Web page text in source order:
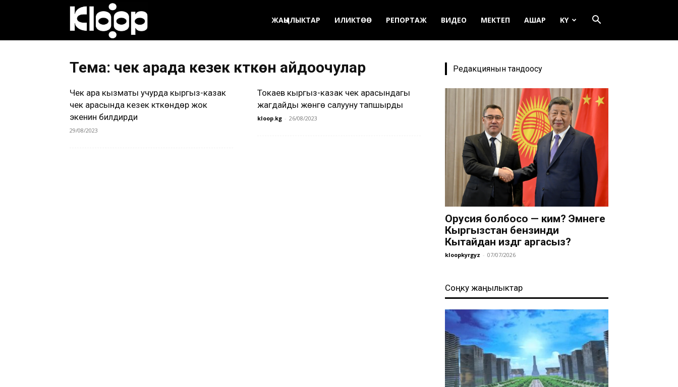
|
ЖАҢЫЛЫКТАР ИЛИКТӨӨ РЕПОРТАЖ ВИДЕО МЕКТЕП АШАР KY
Тема: чек арада кезек күткөн айдоочулар
Чек ара кызматы учурда кыргыз-казак
чек арасында кезек күткөндөр жок
экенин билдирди
29/08/2023
Токаев кыргыз-казак чек арасындагы
жагдайды жөнгө салууну тапшырды
kloop.kg - 26/08/2023
Редакциянын тандоосу
Орусия болбосо — ким? Эмнеге
Кыргызстан бензинди
Кытайдан издөөгө аргасыз?
kloopkyrgyz - 07/07/2026
Соңку жаңылыктар